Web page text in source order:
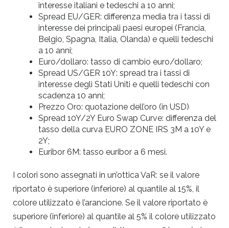
interesse italiani e tedeschi a 10 anni;
Spread EU/GER: differenza media tra i tassi di
interesse dei principali paesi europei (Francia,
Belgio, Spagna, Italia, Olanda) e quelli tedeschi
a 10 anni;
Euro/dollaro: tasso di cambio euro/dollaro;
Spread US/GER 10Y: spread tra i tassi di
interesse degli Stati Uniti e quelli tedeschi con
scadenza 10 anni;
Prezzo Oro: quotazione dell’oro (in USD)
Spread 10Y/2Y Euro Swap Curve: differenza del
tasso della curva EURO ZONE IRS 3M a 10Y e
2Y;
Euribor 6M: tasso euribor a 6 mesi.
I colori sono assegnati in un’ottica VaR: se il valore
riportato è superiore (inferiore) al quantile al 15%, il
colore utilizzato è l’arancione. Se il valore riportato è
superiore (inferiore) al quantile al 5% il colore utilizzato